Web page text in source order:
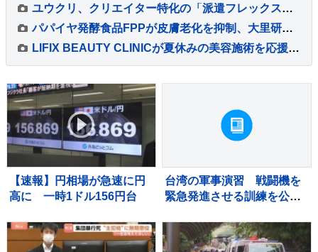
ユウクリ、クリエイター特化の「派遣フレックス制」導入・運用支援を開始
パパイヤ発酵食品FPPが皮膚老化を抑制、大里研究所が共同研究成果を発表
LIFIX BEAUTY CLINICが夏休みの美容施術を応援、二重整形や糸リフトなど特別価格で提供
【速報】円相場が急速に円
高に 一時1ドル156円台
台湾の軍事演習 戦闘機を
緊急発進させる訓練を公